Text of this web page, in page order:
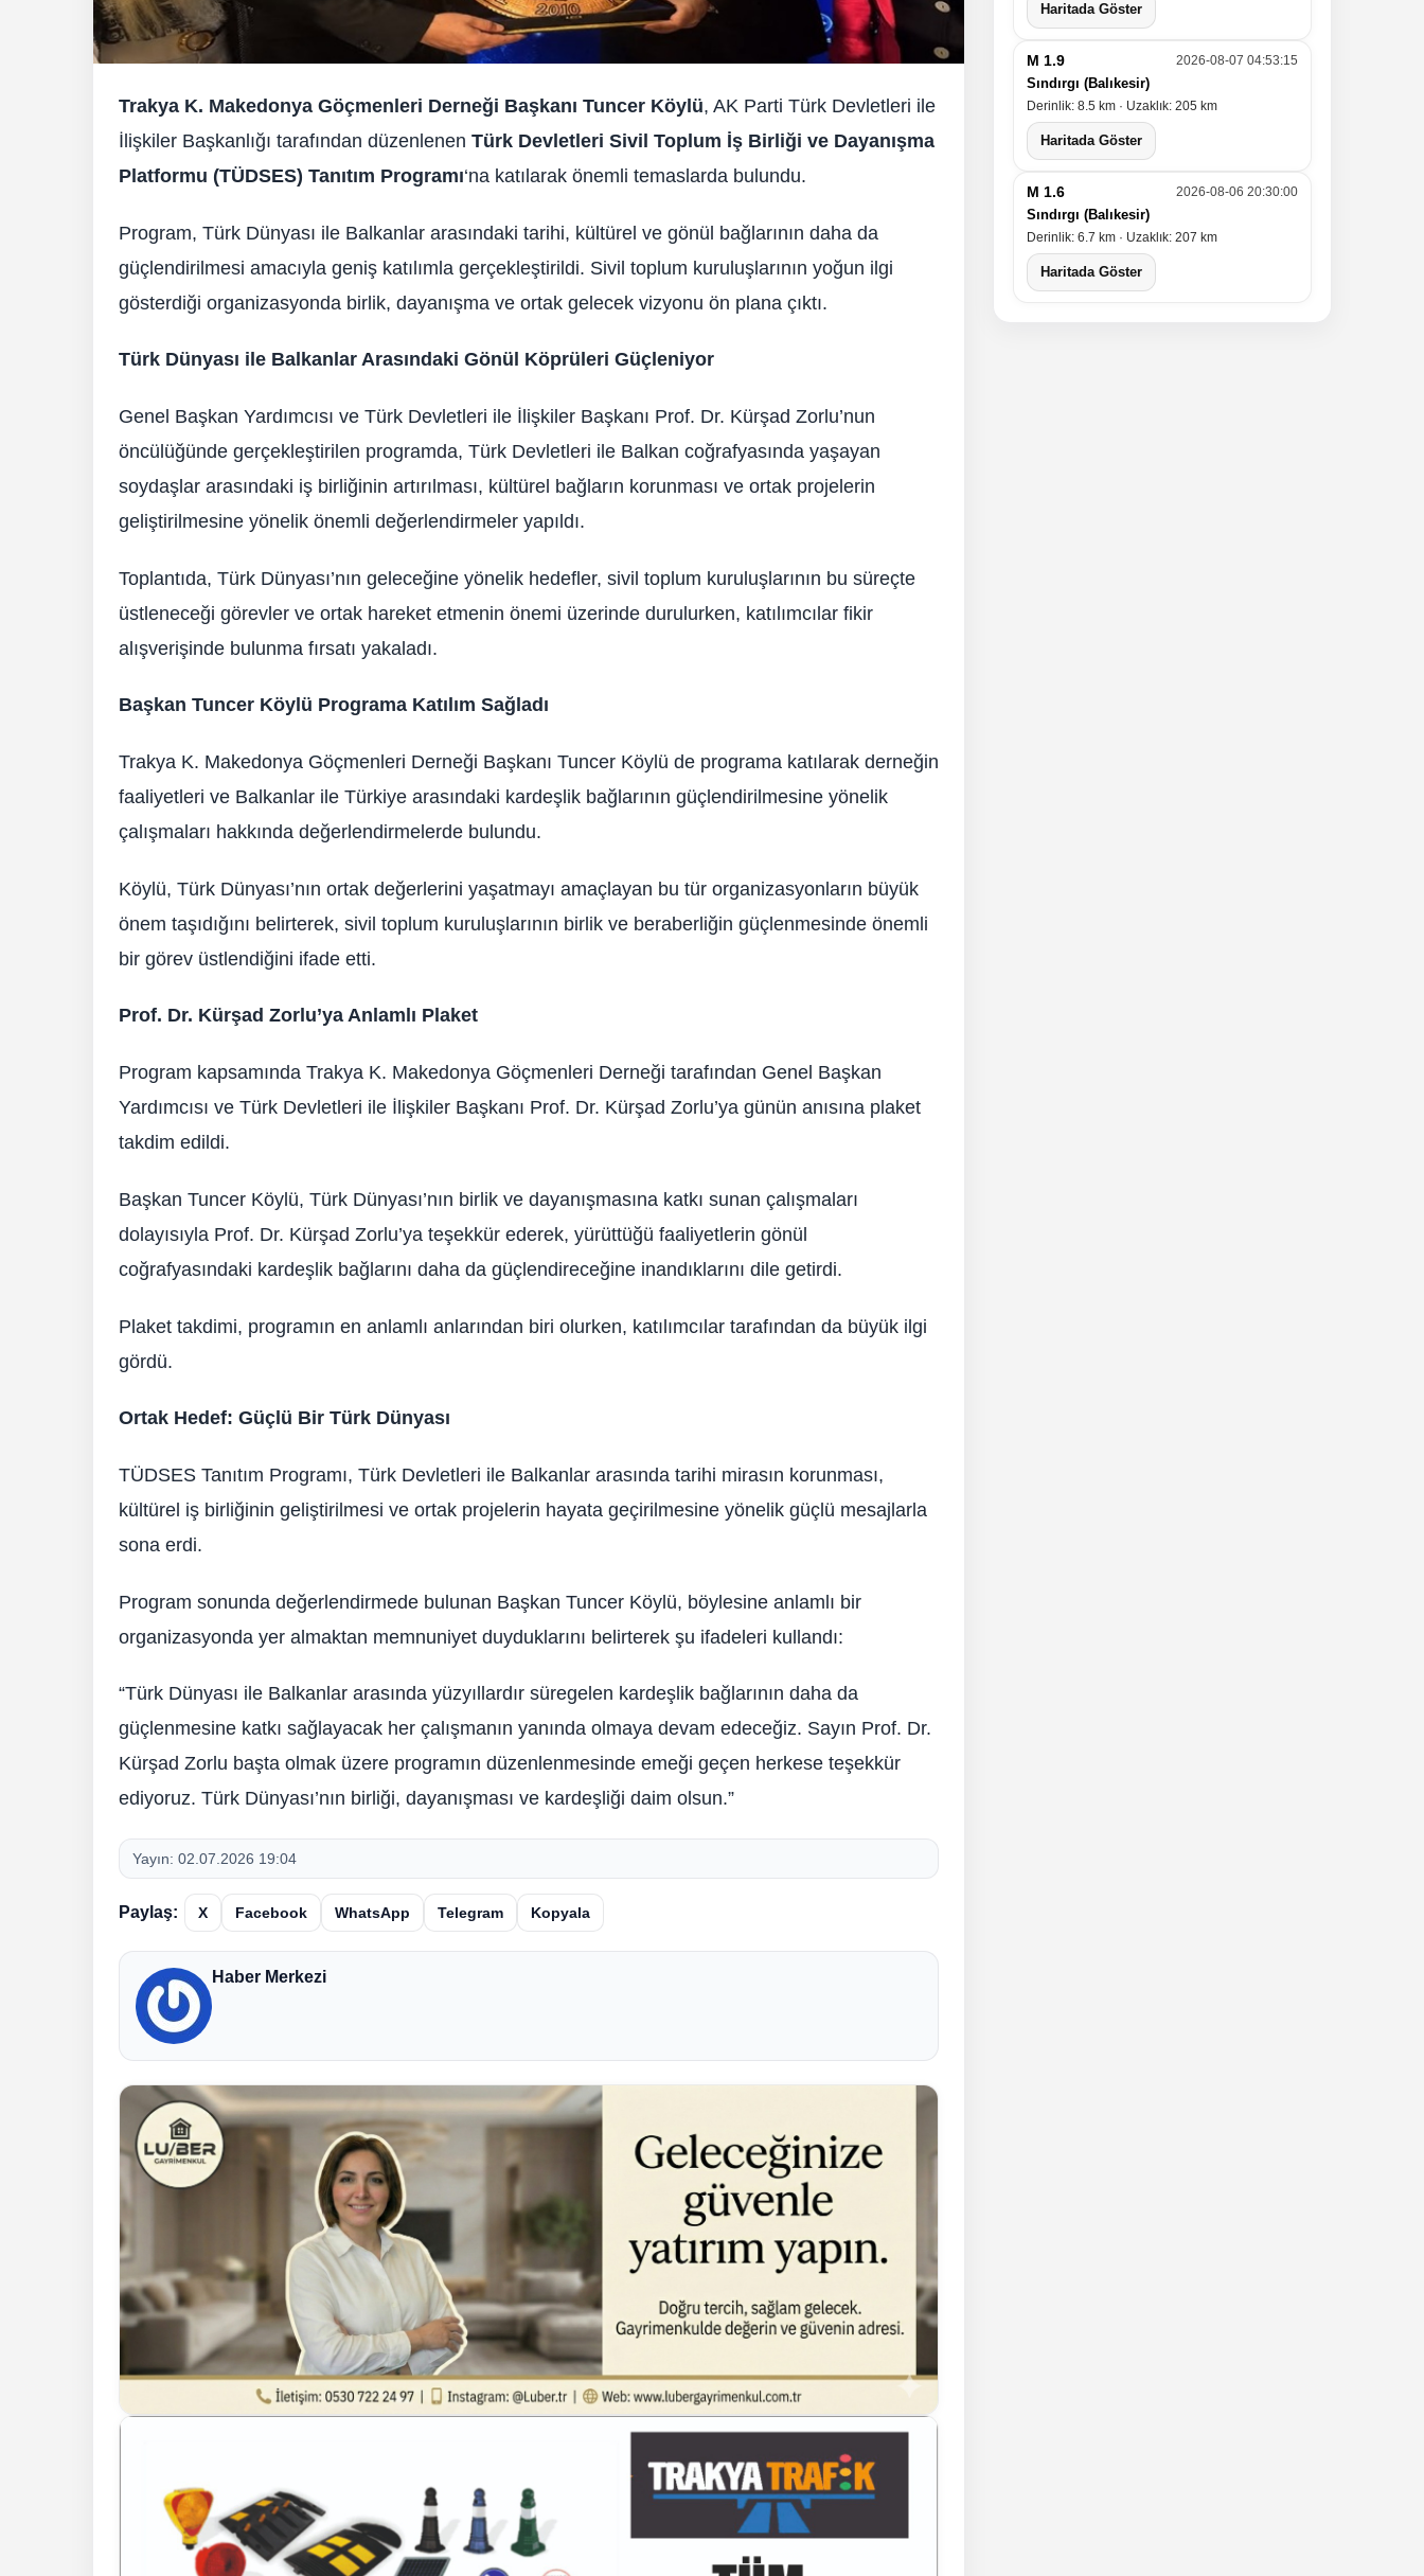
Trakya K. Makedonya Göçmenleri Derneği Başkanı Tuncer Köylü, AK Parti Türk Devletleri ile
İlişkiler Başkanlığı tarafından düzenlenen Türk Devletleri Sivil Toplum İş Birliği ve Dayanışma
Platformu (TÜDSES) Tanıtım Programı‘na katılarak önemli temaslarda bulundu.
Program, Türk Dünyası ile Balkanlar arasındaki tarihi, kültürel ve gönül bağlarının daha da
güçlendirilmesi amacıyla geniş katılımla gerçekleştirildi. Sivil toplum kuruluşlarının yoğun ilgi
gösterdiği organizasyonda birlik, dayanışma ve ortak gelecek vizyonu ön plana çıktı.
Türk Dünyası ile Balkanlar Arasındaki Gönül Köprüleri Güçleniyor
Genel Başkan Yardımcısı ve Türk Devletleri ile İlişkiler Başkanı Prof. Dr. Kürşad Zorlu’nun
öncülüğünde gerçekleştirilen programda, Türk Devletleri ile Balkan coğrafyasında yaşayan
soydaşlar arasındaki iş birliğinin artırılması, kültürel bağların korunması ve ortak projelerin
geliştirilmesine yönelik önemli değerlendirmeler yapıldı.
Toplantıda, Türk Dünyası’nın geleceğine yönelik hedefler, sivil toplum kuruluşlarının bu süreçte
üstleneceği görevler ve ortak hareket etmenin önemi üzerinde durulurken, katılımcılar fikir
alışverişinde bulunma fırsatı yakaladı.
Başkan Tuncer Köylü Programa Katılım Sağladı
Trakya K. Makedonya Göçmenleri Derneği Başkanı Tuncer Köylü de programa katılarak derneğin
faaliyetleri ve Balkanlar ile Türkiye arasındaki kardeşlik bağlarının güçlendirilmesine yönelik
çalışmaları hakkında değerlendirmelerde bulundu.
Köylü, Türk Dünyası’nın ortak değerlerini yaşatmayı amaçlayan bu tür organizasyonların büyük
önem taşıdığını belirterek, sivil toplum kuruluşlarının birlik ve beraberliğin güçlenmesinde önemli
bir görev üstlendiğini ifade etti.
Prof. Dr. Kürşad Zorlu’ya Anlamlı Plaket
Program kapsamında Trakya K. Makedonya Göçmenleri Derneği tarafından Genel Başkan
Yardımcısı ve Türk Devletleri ile İlişkiler Başkanı Prof. Dr. Kürşad Zorlu’ya günün anısına plaket
takdim edildi.
Başkan Tuncer Köylü, Türk Dünyası’nın birlik ve dayanışmasına katkı sunan çalışmaları
dolayısıyla Prof. Dr. Kürşad Zorlu’ya teşekkür ederek, yürüttüğü faaliyetlerin gönül
coğrafyasındaki kardeşlik bağlarını daha da güçlendireceğine inandıklarını dile getirdi.
Plaket takdimi, programın en anlamlı anlarından biri olurken, katılımcılar tarafından da büyük ilgi
gördü.
Ortak Hedef: Güçlü Bir Türk Dünyası
TÜDSES Tanıtım Programı, Türk Devletleri ile Balkanlar arasında tarihi mirasın korunması,
kültürel iş birliğinin geliştirilmesi ve ortak projelerin hayata geçirilmesine yönelik güçlü mesajlarla
sona erdi.
Program sonunda değerlendirmede bulunan Başkan Tuncer Köylü, böylesine anlamlı bir
organizasyonda yer almaktan memnuniyet duyduklarını belirterek şu ifadeleri kullandı:
“Türk Dünyası ile Balkanlar arasında yüzyıllardır süregelen kardeşlik bağlarının daha da
güçlenmesine katkı sağlayacak her çalışmanın yanında olmaya devam edeceğiz. Sayın Prof. Dr.
Kürşad Zorlu başta olmak üzere programın düzenlenmesinde emeği geçen herkese teşekkür
ediyoruz. Türk Dünyası’nın birliği, dayanışması ve kardeşliği daim olsun.”
Yayın: 02.07.2026 19:04
Paylaş: X Facebook WhatsApp Telegram Kopyala
Haber Merkezi
Haritada Göster
M 1.9 2026-08-07 04:53:15
Sındırgı (Balıkesir)
Derinlik: 8.5 km · Uzaklık: 205 km
Haritada Göster
M 1.6 2026-08-06 20:30:00
Sındırgı (Balıkesir)
Derinlik: 6.7 km · Uzaklık: 207 km
Haritada Göster